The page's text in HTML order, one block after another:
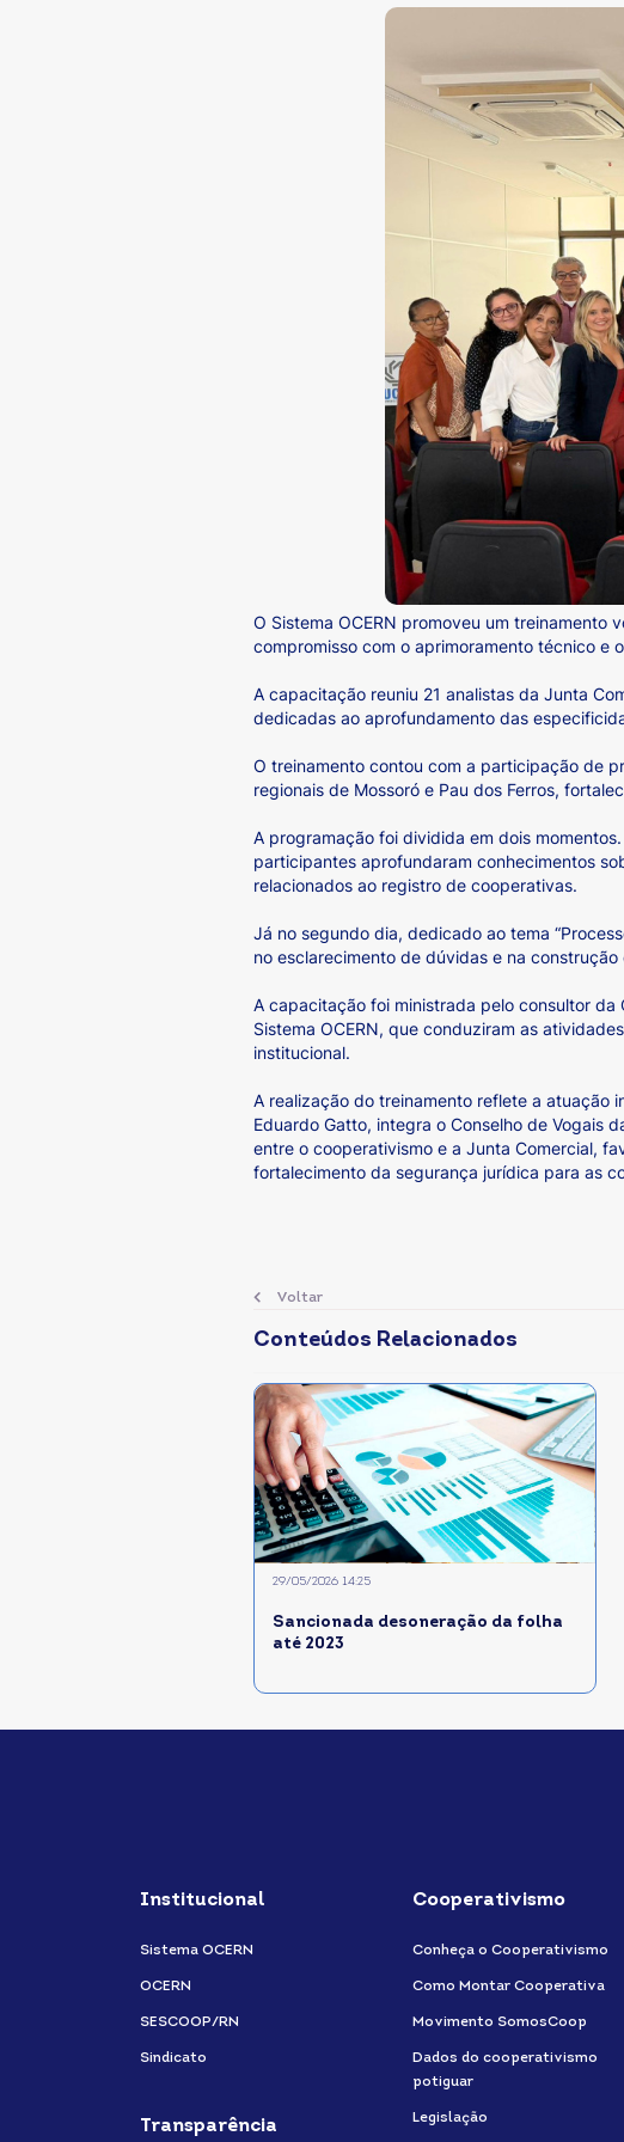
O Sistema OCERN promoveu um treinamento
compromisso com o aprimoramento técnico e
A capacitação reuniu 21 analistas da Junta
dedicadas ao aprofundamento das
O treinamento contou com a participação de
regionais de Mossoró e Pau dos Ferros,
A programação foi dividida em dois
participantes aprofundaram conhecimentos
relacionados ao registro de cooperativas.
Já no segundo dia, dedicado ao tema
no esclarecimento de dúvidas e na
A capacitação foi ministrada pelo consultor da
Sistema OCERN, que conduziram as
institucional.
A realização do treinamento reflete a atuação
Eduardo Gatto, integra o Conselho de Vogais
entre o cooperativismo e a Junta Comercial,
fortalecimento da segurança jurídica para as
Voltar
Conteúdos Relacionados
Sancionada desoneração da folha
até 2023
29/05/2026 14:25
Institucional
Sistema OCERN
OCERN
SESCOOP/RN
Sindicato
Transparência
Cooperativismo
Conheça o Cooperativismo
Como Montar Cooperativa
Movimento SomosCoop
Dados do cooperativismo
potiguar
Legislação